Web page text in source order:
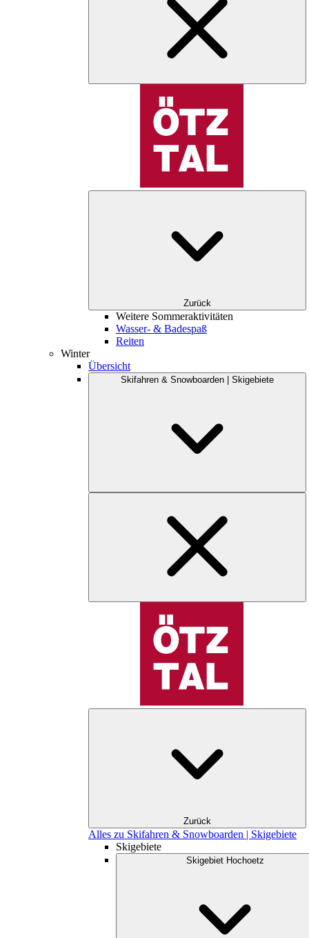
Zurück
Weitere Sommeraktivitäten
Wasser- & Badespaß
Reiten
Winter
Übersicht
Skifahren & Snowboarden | Skigebiete
Zurück
Alles zu Skifahren & Snowboarden | Skigebiete
Skigebiete
Skigebiet Hochoetz